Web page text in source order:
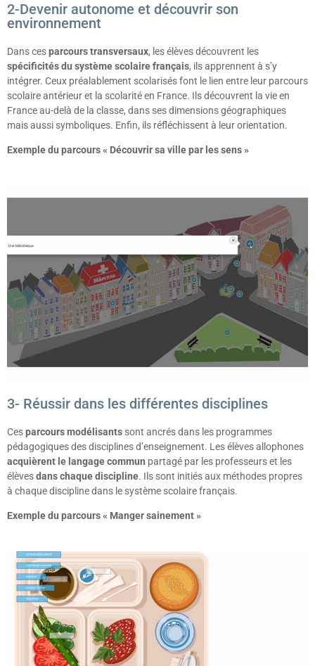
2-Devenir autonome et découvrir son
environnement
Dans cesparcours transversaux, les élèves découvrent les
spécificités du système scolaire français, ils apprennent à s’y
intégrer. Ceux préalablement scolarisés font le lien entre leur parcours
scolaire antérieur et la scolarité en France. Ils découvrent la vie en
France au-delà de la classe, dans ses dimensions géographiques
mais aussi symboliques. Enfin, ils réfléchissent à leur orientation.
Exemple du parcours « Découvrir sa ville par les sens »
3- Réussir dans les différentes disciplines
Cesparcours modélisants sont ancrés dans les programmes
pédagogiques des disciplines d’enseignement. Les élèves allophones
acquièrent le langage commun partagé par les professeurs et les
élèvesdans chaque discipline. Ils sont initiés aux méthodes propres
à chaque discipline dans le système scolaire français.
Exemple du parcours « Manger sainement »